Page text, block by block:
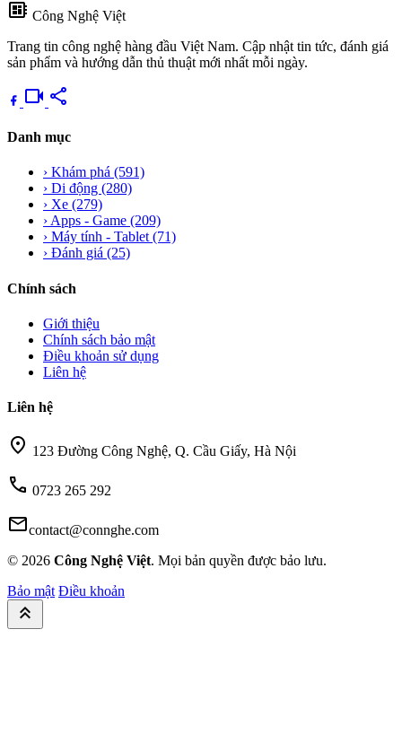
developer_board Công Nghệ Việt
Trang tin công nghệ hàng đầu Việt Nam. Cập nhật tin tức, đánh giá
sản phẩm và hướng dẫn thủ thuật mới nhất mỗi ngày.
videocam share
Danh mục
› Khám phá (591)
› Di động (280)
› Xe (279)
› Apps - Game (209)
› Máy tính - Tablet (71)
› Đánh giá (25)
Chính sách
Giới thiệu
Chính sách bảo mật
Điều khoản sử dụng
Liên hệ
Liên hệ
location_on 123 Đường Công Nghệ, Q. Cầu Giấy, Hà Nội
call 0723 265 292
mailcontact@connghe.com
© 2026 Công Nghệ Việt. Mọi bản quyền được bảo lưu.
Bảo mật Điều khoản
keyboard_double_arrow_up